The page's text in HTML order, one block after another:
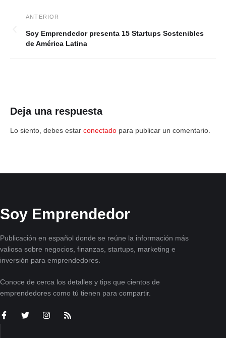
Soy Emprendedor presenta 15 Startups Sostenibles
de América Latina
Deja una respuesta
Lo siento, debes estar conectado para publicar un comentario.
Soy Emprendedor
Publicación en español donde se reúne la información más
valiosa sobre negocios, finanzas, startups, marketing e
inversión para emprendedores.
Conoce de cerca los detalles y tips que cientos de
emprendedores como tú tienen para compartir.